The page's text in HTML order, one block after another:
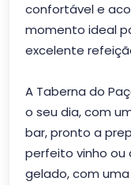
confortável e
momento ideal
excelente
A Taberna do
o seu dia, com
bar, pronto a
perfeito vinho
gelado, com